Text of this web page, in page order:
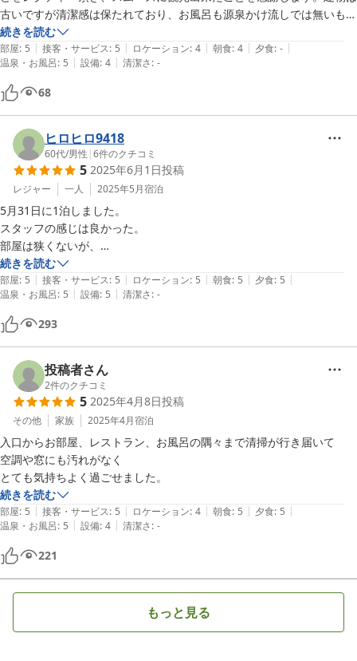
古いですが清潔感は保たれており、お風呂も源泉かけ流しでは無いもの
の露天風呂や水風呂もあり楽しめました。ホスピタリティがとても良か
ったので総じて満足度の高い旅行ができました。ありがとうございまし
続きを読む
部屋: 5 | 接客・サービス: 5 | ロケーション: 4 | 朝食: 4 | 夕食: - |
温泉・お風呂: 5 | 設備: 4 | 清潔さ: -
68
ヒロヒロ9418
60代/男性 |6件のクチコミ
5 2025年6月1日投稿
レジャー 一人 2025年5月宿泊
5月31日に1泊しました。
スタッフの感じは良かった。
部屋は狭くないが、
ベッドは狭いです。
風呂、食事満足です。
続きを読む
部屋: 5 | 接客・サービス: 5 | ロケーション: 5 | 朝食: 5 | 夕食: 5 |
温泉・お風呂: 5 | 設備: 5 | 清潔さ: -
293
投稿者さん
2件のクチコミ
5 2025年4月8日投稿
その他 家族 2025年4月宿泊
入口からお部屋、レストラン、お風呂の隅々まで清掃が行き届いて
空調や窓にも汚れがなく
とても気持ちよく過ごせました。
続きを読む
部屋: 5 | 接客・サービス: 5 | ロケーション: 4 | 朝食: 5 | 夕食: 5 |
温泉・お風呂: 5 | 設備: 4 | 清潔さ: -
221
もっと見る